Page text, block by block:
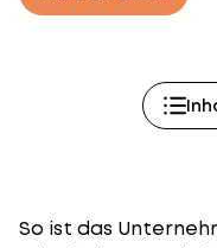
So ist das